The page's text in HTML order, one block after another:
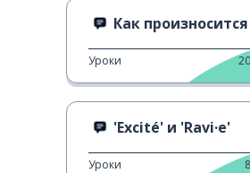
Как
Уроки 20
'Excité' и 'Ravi·e'
Уроки 8